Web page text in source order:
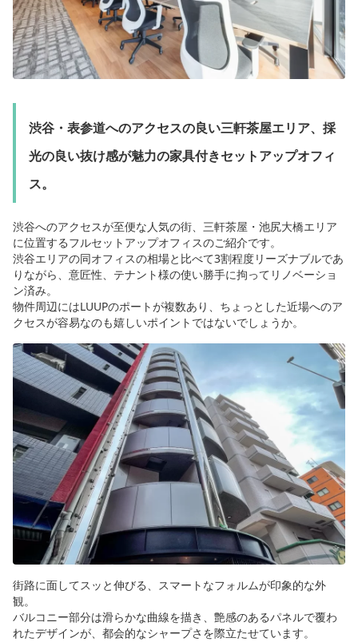
渋谷・表参道へのアクセスの良い三軒茶屋エリア、採
光の良い抜け感が魅力の家具付きセットアップオフィ
ス。
渋谷へのアクセスが至便な人気の街、三軒茶屋・池尻大橋エリア
に位置するフルセットアップオフィスのご紹介です。
渋谷エリアの同オフィスの相場と比べて3割程度リーズナブルであ
りながら、意匠性、テナント様の使い勝手に拘ってリノベーショ
ン済み。
物件周辺にはLUUPのポートが複数あり、ちょっとした近場へのア
クセスが容易なのも嬉しいポイントではないでしょうか。
街路に面してスッと伸びる、スマートなフォルムが印象的な外
観。
バルコニー部分は滑らかな曲線を描き、艶感のあるパネルで覆わ
れたデザインが、都会的なシャープさを際立たせています。